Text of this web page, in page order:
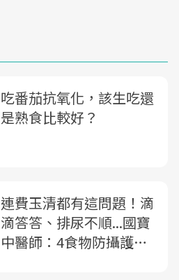
吃番茄抗氧化，該生吃還
是熟食比較好？
連費玉清都有這問題！滴
滴答答、排尿不順...國寶
中醫師：4食物防攝護腺